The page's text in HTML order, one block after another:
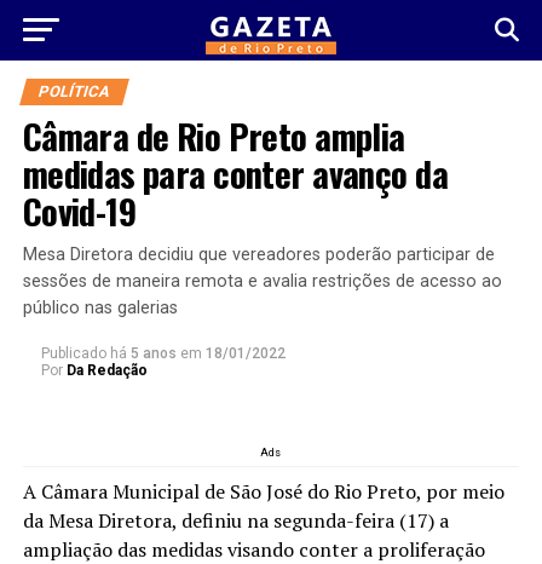
POLÍTICA
Câmara de Rio Preto amplia
medidas para conter avanço da
Covid-19
Mesa Diretora decidiu que vereadores poderão participar de
sessões de maneira remota e avalia restrições de acesso ao
público nas galerias
Publicado há 5 anos em 18/01/2022
Por Da Redação
Ads
A Câmara Municipal de São José do Rio Preto, por meio
da Mesa Diretora, definiu na segunda-feira (17) a
ampliação das medidas visando conter a proliferação